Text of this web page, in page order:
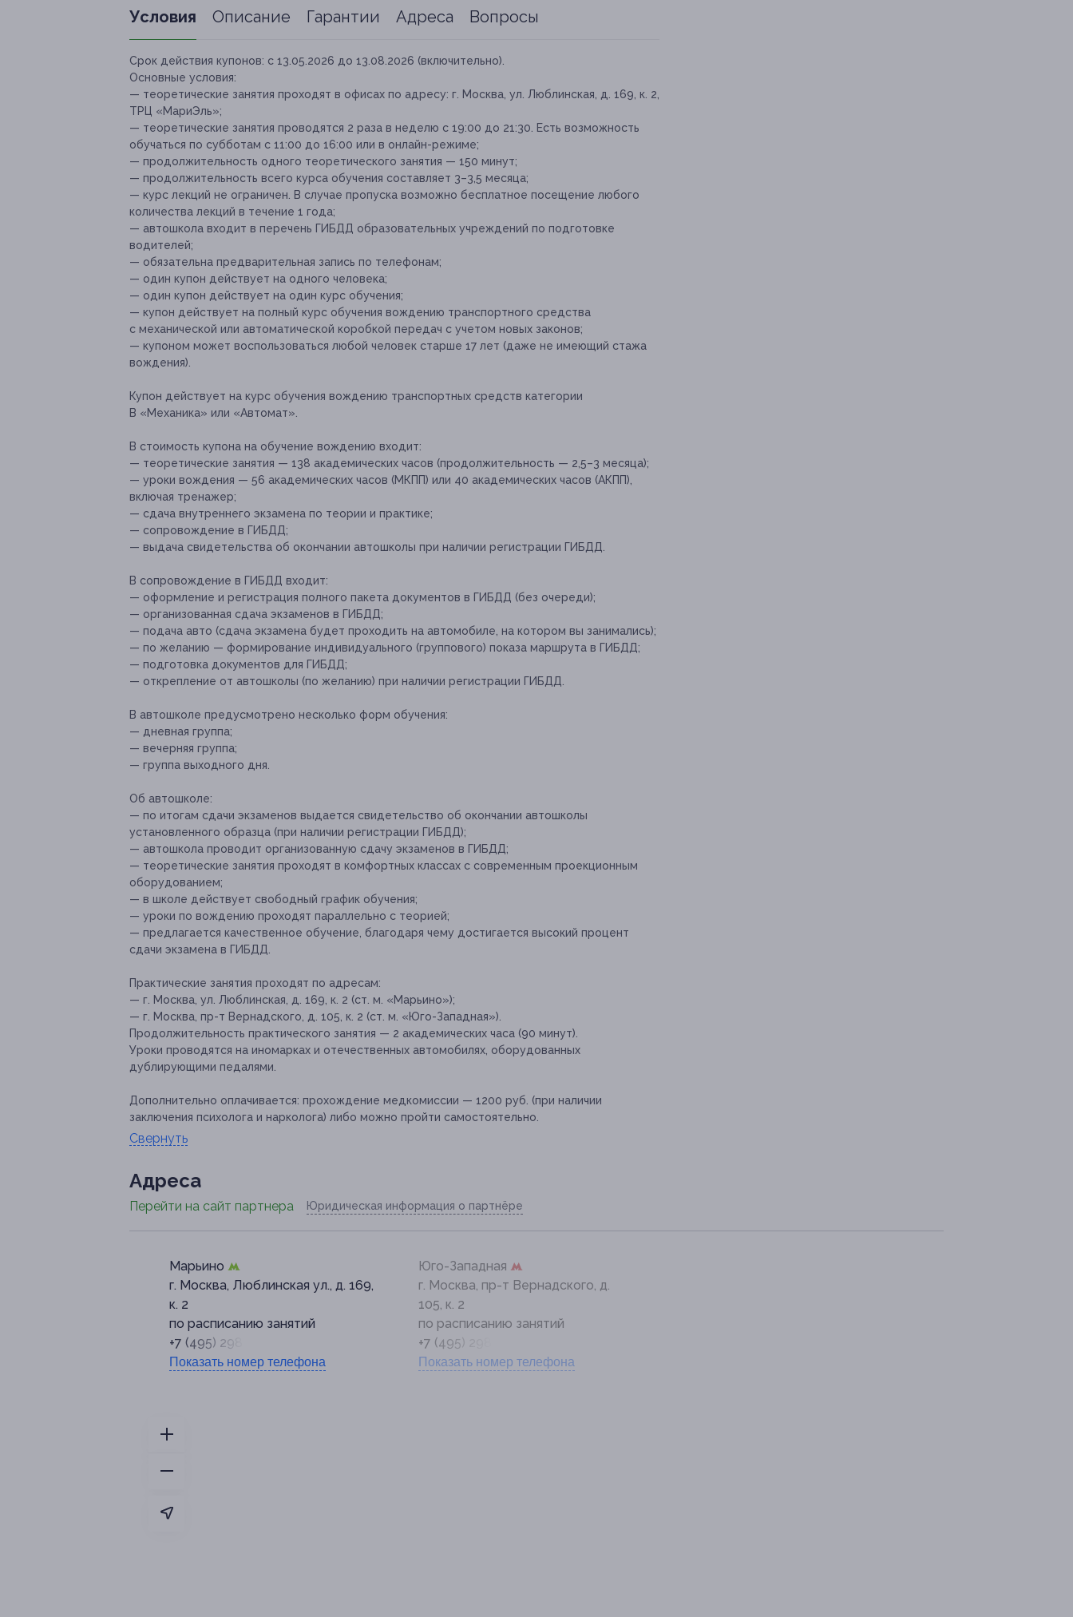
Условия Описание Гарантии Адреса Вопросы
Срок действия купонов: с 13.05.2026 до 13.08.2026 (включительно).
Основные условия:
— теоретические занятия проходят в офисах по адресу: г. Москва, ул. Люблинская, д. 169, к. 2,
ТРЦ «МариЭль»;
— теоретические занятия проводятся 2 раза в неделю с 19:00 до 21:30. Есть возможность
обучаться по субботам с 11:00 до 16:00 или в онлайн-режиме;
— продолжительность одного теоретического занятия — 150 минут;
— продолжительность всего курса обучения составляет 3–3,5 месяца;
— курс лекций не ограничен. В случае пропуска возможно бесплатное посещение любого
количества лекций в течение 1 года;
— автошкола входит в перечень ГИБДД образовательных учреждений по подготовке
водителей;
— обязательна предварительная запись по телефонам;
— один купон действует на одного человека;
— один купон действует на один курс обучения;
— купон действует на полный курс обучения вождению транспортного средства
с механической или автоматической коробкой передач с учетом новых законов;
— купоном может воспользоваться любой человек старше 17 лет (даже не имеющий стажа
вождения).
Купон действует на курс обучения вождению транспортных средств категории
B «Механика» или «Автомат».
В стоимость купона на обучение вождению входит:
— теоретические занятия — 138 академических часов (продолжительность — 2,5–3 месяца);
— уроки вождения — 56 академических часов (МКПП) или 40 академических часов (АКПП),
включая тренажер;
— сдача внутреннего экзамена по теории и практике;
— сопровождение в ГИБДД;
— выдача свидетельства об окончании автошколы при наличии регистрации ГИБДД.
В сопровождение в ГИБДД входит:
— оформление и регистрация полного пакета документов в ГИБДД (без очереди);
— организованная сдача экзаменов в ГИБДД;
— подача авто (сдача экзамена будет проходить на автомобиле, на котором вы занимались);
— по желанию — формирование индивидуального (группового) показа маршрута в ГИБДД;
— подготовка документов для ГИБДД;
— открепление от автошколы (по желанию) при наличии регистрации ГИБДД.
В автошколе предусмотрено несколько форм обучения:
— дневная группа;
— вечерняя группа;
— группа выходного дня.
Об автошколе:
— по итогам сдачи экзаменов выдается свидетельство об окончании автошколы
установленного образца (при наличии регистрации ГИБДД);
— автошкола проводит организованную сдачу экзаменов в ГИБДД;
— теоретические занятия проходят в комфортных классах с современным проекционным
оборудованием;
— в школе действует свободный график обучения;
— уроки по вождению проходят параллельно с теорией;
— предлагается качественное обучение, благодаря чему достигается высокий процент
сдачи экзамена в ГИБДД.
Практические занятия проходят по адресам:
— г. Москва, ул. Люблинская, д. 169, к. 2 (ст. м. «Марьино»);
— г. Москва, пр-т Вернадского, д. 105, к. 2 (ст. м. «Юго-Западная»).
Продолжительность практического занятия — 2 академических часа (90 минут).
Уроки проводятся на иномарках и отечественных автомобилях, оборудованных
дублирующими педалями.
Дополнительно оплачивается: прохождение медкомиссии — 1200 руб. (при наличии
заключения психолога и нарколога) либо можно пройти самостоятельно.
Свернуть
Адресa
Перейти на сайт партнера Юридическая информация о партнёре
Марьино
г. Москва, Люблинская ул., д. 169,
к. 2
по расписанию занятий
+7 (495) 298-30-40
Показать номер телефона
Юго-Западная
г. Москва, пр-т Вернадского, д.
105, к. 2
по расписанию занятий
+7 (495) 298-30-40
Показать номер телефона